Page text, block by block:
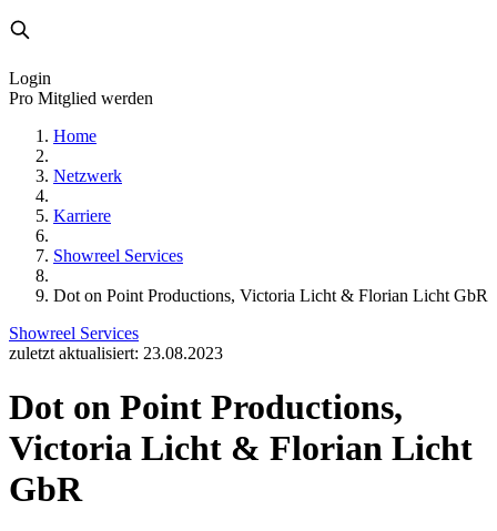
Login
Pro Mitglied werden
Home
Netzwerk
Karriere
Showreel Services
Dot on Point Productions, Victoria Licht & Florian Licht GbR
Showreel Services
zuletzt aktualisiert: 23.08.2023
Dot on Point Productions,
Victoria Licht & Florian Licht
GbR